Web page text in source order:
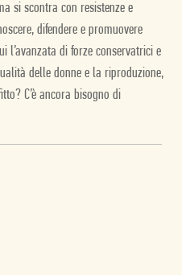
si scontra con resistenze e
difendere e promuovere
l’avanzata di forze conservatrici e
delle donne e la riproduzione,
C’è ancora bisogno di